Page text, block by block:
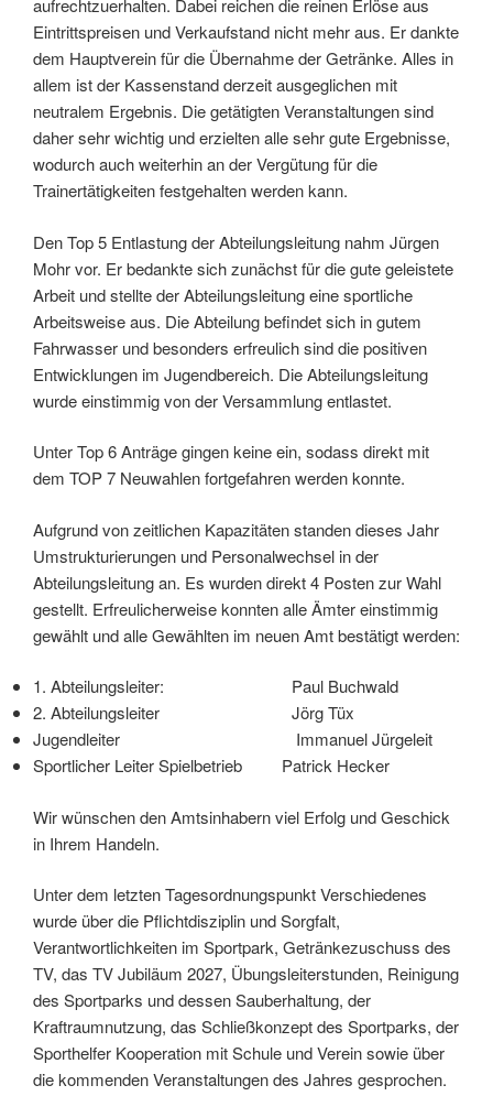
aufrechtzuerhalten. Dabei reichen die reinen Erlöse aus
Eintrittspreisen und Verkaufstand nicht mehr aus. Er dankte
dem Hauptverein für die Übernahme der Getränke. Alles in
allem ist der Kassenstand derzeit ausgeglichen mit
neutralem Ergebnis. Die getätigten Veranstaltungen sind
daher sehr wichtig und erzielten alle sehr gute Ergebnisse,
wodurch auch weiterhin an der Vergütung für die
Trainertätigkeiten festgehalten werden kann.
Den Top 5 Entlastung der Abteilungsleitung nahm Jürgen
Mohr vor. Er bedankte sich zunächst für die gute geleistete
Arbeit und stellte der Abteilungsleitung eine sportliche
Arbeitsweise aus. Die Abteilung befindet sich in gutem
Fahrwasser und besonders erfreulich sind die positiven
Entwicklungen im Jugendbereich. Die Abteilungsleitung
wurde einstimmig von der Versammlung entlastet.
Unter Top 6 Anträge gingen keine ein, sodass direkt mit
dem TOP 7 Neuwahlen fortgefahren werden konnte.
Aufgrund von zeitlichen Kapazitäten standen dieses Jahr
Umstrukturierungen und Personalwechsel in der
Abteilungsleitung an. Es wurden direkt 4 Posten zur Wahl
gestellt. Erfreulicherweise konnten alle Ämter einstimmig
gewählt und alle Gewählten im neuen Amt bestätigt werden:
1. Abteilungsleiter: Paul Buchwald
2. Abteilungsleiter Jörg Tüx
Jugendleiter Immanuel Jürgeleit
Sportlicher Leiter Spielbetrieb Patrick Hecker
Wir wünschen den Amtsinhabern viel Erfolg und Geschick
in Ihrem Handeln.
Unter dem letzten Tagesordnungspunkt Verschiedenes
wurde über die Pflichtdisziplin und Sorgfalt,
Verantwortlichkeiten im Sportpark, Getränkezuschuss des
TV, das TV Jubiläum 2027, Übungsleiterstunden, Reinigung
des Sportparks und dessen Sauberhaltung, der
Kraftraumnutzung, das Schließkonzept des Sportparks, der
Sporthelfer Kooperation mit Schule und Verein sowie über
die kommenden Veranstaltungen des Jahres gesprochen.